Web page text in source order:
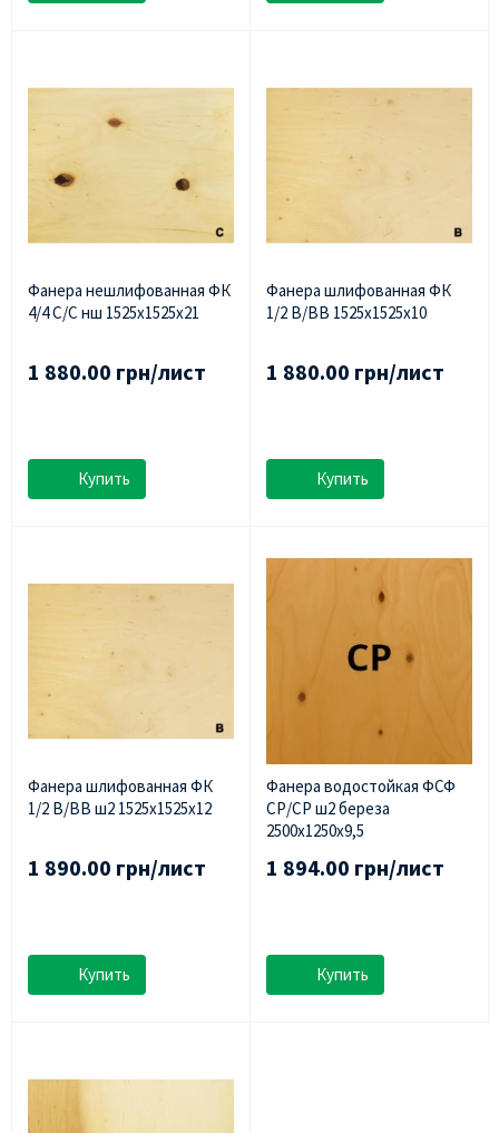
Фанера нешлифованная ФК
4/4 С/С нш 1525х1525х21
1 880.00 грн/лист
Купить
Фанера шлифованная ФК
1/2 В/ВВ 1525х1525х10
1 880.00 грн/лист
Купить
Фанера шлифованная ФК
1/2 В/ВВ ш2 1525х1525х12
1 890.00 грн/лист
Купить
Фанера водостойкая ФСФ
СР/СР ш2 береза
2500х1250х9,5
1 894.00 грн/лист
Купить